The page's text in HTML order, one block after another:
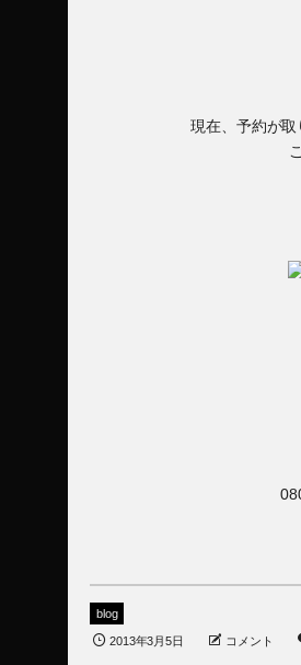
現在、予約が取
blog
2013年3月5日 コメント